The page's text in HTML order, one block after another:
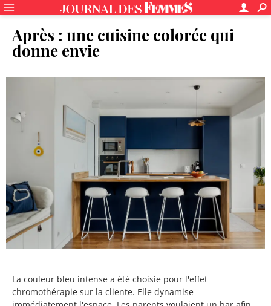
Après : une cuisine colorée qui
donne envie
La couleur bleu intense a été choisie pour l'effet
chromothérapie sur la cliente. Elle dynamise